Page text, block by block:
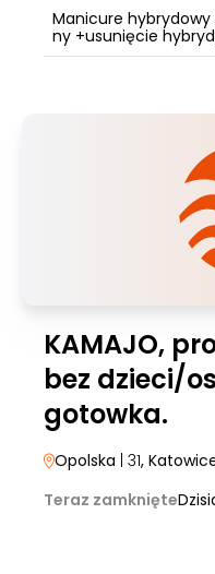
Manicure hybrydowy
ny +usunięcie
KAMAJO,
bez dzieci/
gotowka.
Opolska | 31,
Teraz zamknięte